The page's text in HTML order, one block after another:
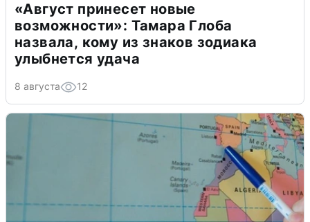
«Август принесет новые
возможности»: Тамара Глоба
назвала, кому из знаков зодиака
улыбнется удача
8 августа 12